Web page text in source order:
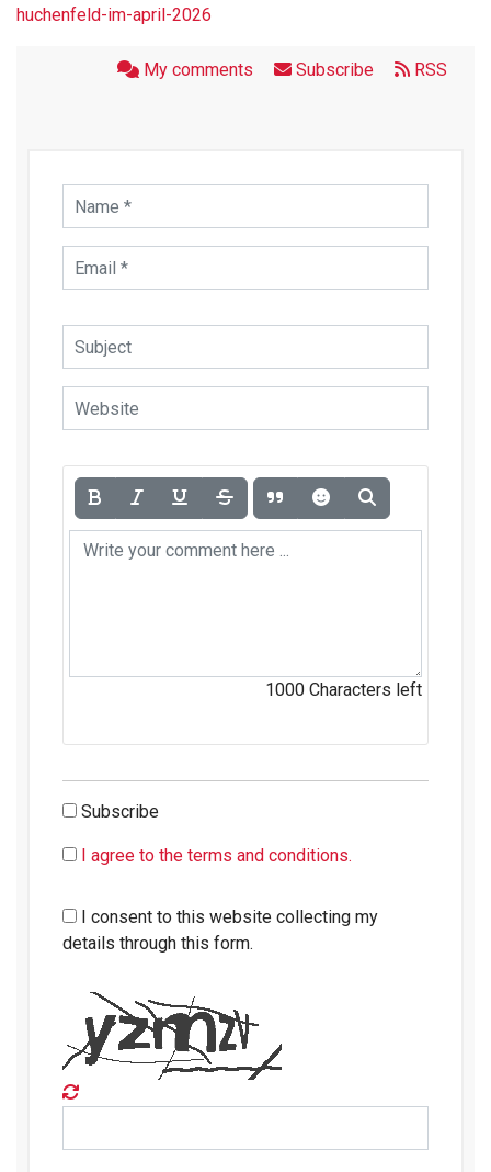
huchenfeld-im-april-2026
My comments Subscribe RSS
1000 Characters left
Subscribe
I agree to the terms and conditions.
I consent to this website collecting my
details through this form.